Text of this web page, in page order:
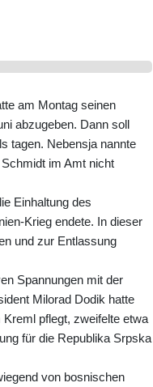
am Montag seinen
abzugeben. Dann soll
tagen. Nebensja nannte
im Amt nicht
Einhaltung des
Krieg endete. In dieser
und zur Entlassung
Spannungen mit der
Milorad Dodik hatte
pflegt, zweifelte etwa
für die Republika Srpska
von bosnischen